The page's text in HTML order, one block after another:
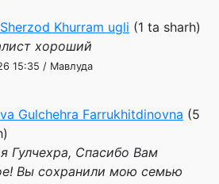
Khurram ugli (1 ta sharh)
хороший
15:35 / Мавлуда
Gulchehra Farrukhitdinovna (5
Гулчехра, Спасибо Вам
Вы сохранили мою семью